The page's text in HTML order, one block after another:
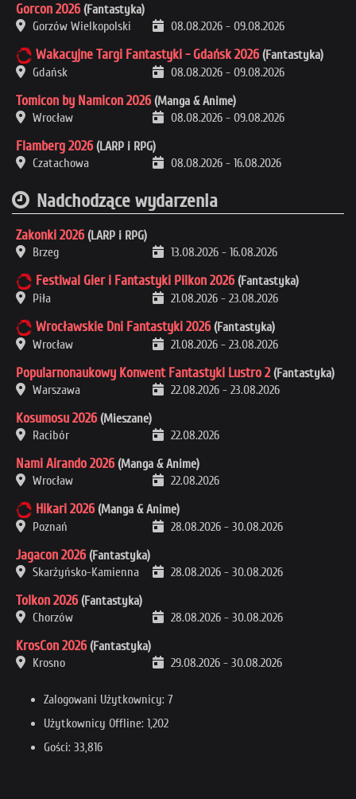
Gorcon 2026 (Fantastyka)
Gorzów Wielkopolski
08.08.2026 - 09.08.2026
Wakacyjne Targi Fantastyki - Gdańsk 2026 (Fantastyka)
Gdańsk
08.08.2026 - 09.08.2026
Tomicon by Namicon 2026 (Manga & Anime)
Wrocław
08.08.2026 - 09.08.2026
Flamberg 2026 (LARP i RPG)
Czatachowa
08.08.2026 - 16.08.2026
Nadchodzące wydarzenia
Zakonki 2026 (LARP i RPG)
Brzeg
13.08.2026 - 16.08.2026
Festiwal Gier i Fantastyki Pilkon 2026 (Fantastyka)
Piła
21.08.2026 - 23.08.2026
Wrocławskie Dni Fantastyki 2026 (Fantastyka)
Wrocław
21.08.2026 - 23.08.2026
Popularnonaukowy Konwent Fantastyki Lustro 2 (Fantastyka)
Warszawa
22.08.2026 - 23.08.2026
Kosumosu 2026 (Mieszane)
Racibór
22.08.2026
Nami Airando 2026 (Manga & Anime)
Wrocław
22.08.2026
Hikari 2026 (Manga & Anime)
Poznań
28.08.2026 - 30.08.2026
Jagacon 2026 (Fantastyka)
Skarżyńsko-Kamienna
28.08.2026 - 30.08.2026
Tolkon 2026 (Fantastyka)
Chorzów
28.08.2026 - 30.08.2026
KrosCon 2026 (Fantastyka)
Krosno
29.08.2026 - 30.08.2026
Zalogowani Użytkownicy: 7
Użytkownicy Offline: 1,202
Gości: 33,816